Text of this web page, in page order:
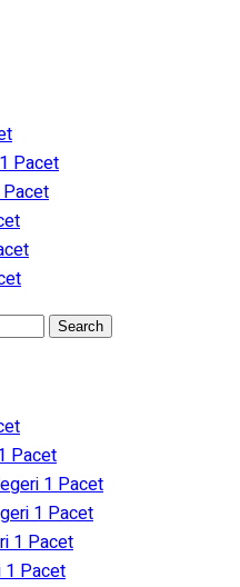
Pacet
Pacet
1 Pacet
1 Pacet
1 Pacet
Pacet